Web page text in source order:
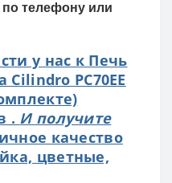
телефону или
у нас к Печь
PC70EE
. И получите
качество
цветные,